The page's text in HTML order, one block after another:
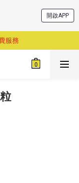
開啟APP
服務
服務
預約